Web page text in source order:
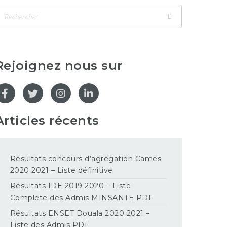
nous sur
récents
Résultats concours d’agrégation Cames
2020 2021 – Liste définitive
Résultats IDE 2019 2020 – Liste
Complete des Admis MINSANTE PDF
Résultats ENSET Douala 2020 2021 –
Liste des Admis PDF